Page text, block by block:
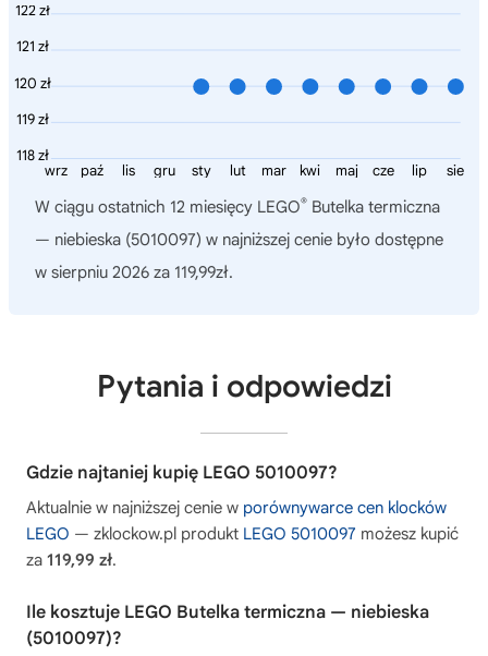
122 zł
121 zł
120 zł
119 zł
118 zł
sie
lip
cze
maj
kwi
mar
lut
sty
gru
lis
paź
wrz
W ciągu ostatnich 12 miesięcy LEGO® Butelka termiczna
— niebieska (5010097) w najniższej cenie było dostępne
w sierpniu 2026 za 119,99zł.
Pytania i odpowiedzi
Gdzie najtaniej kupię LEGO 5010097?
Aktualnie w najniższej cenie w porównywarce cen klocków
LEGO — zklockow.pl produkt LEGO 5010097 możesz kupić
za 119,99 zł.
Ile kosztuje LEGO Butelka termiczna — niebieska
(5010097)?